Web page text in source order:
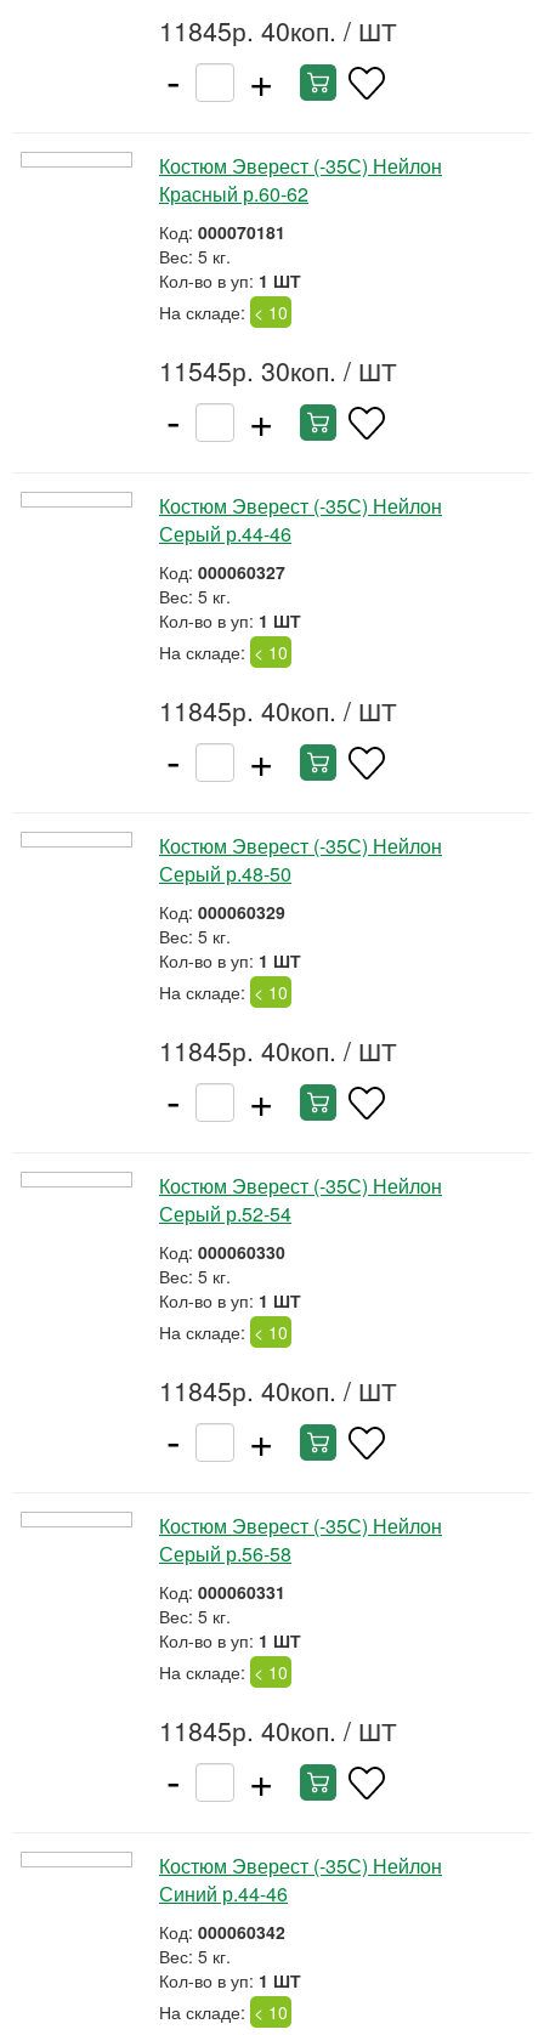
11845р. 40коп. / ШТ
- +
Костюм Эверест (-35С) Нейлон
Красный р.60-62
Код: 000070181
Вес: 5 кг.
Кол-во в уп: 1 ШТ
На складе: < 10
11545р. 30коп. / ШТ
- +
Костюм Эверест (-35С) Нейлон
Серый р.44-46
Код: 000060327
Вес: 5 кг.
Кол-во в уп: 1 ШТ
На складе: < 10
11845р. 40коп. / ШТ
- +
Костюм Эверест (-35С) Нейлон
Серый р.48-50
Код: 000060329
Вес: 5 кг.
Кол-во в уп: 1 ШТ
На складе: < 10
11845р. 40коп. / ШТ
- +
Костюм Эверест (-35С) Нейлон
Серый р.52-54
Код: 000060330
Вес: 5 кг.
Кол-во в уп: 1 ШТ
На складе: < 10
11845р. 40коп. / ШТ
- +
Костюм Эверест (-35С) Нейлон
Серый р.56-58
Код: 000060331
Вес: 5 кг.
Кол-во в уп: 1 ШТ
На складе: < 10
11845р. 40коп. / ШТ
- +
Костюм Эверест (-35С) Нейлон
Синий р.44-46
Код: 000060342
Вес: 5 кг.
Кол-во в уп: 1 ШТ
На складе: < 10